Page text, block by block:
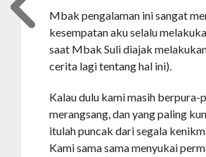
Mbak pengalaman ini sangat
kesempatan aku selalu
saat Mbak Suli diajak
cerita lagi tentang hal ini).
Kalau dulu kami masih berpura-
merangsang, dan yang paling
itulah puncak dari segala
Kami sama sama menyukai